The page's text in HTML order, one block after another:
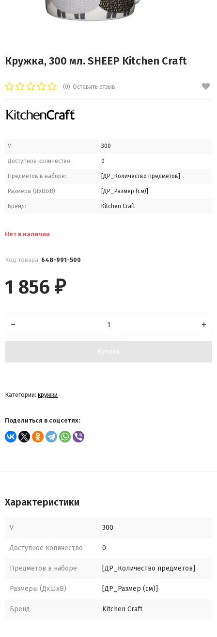
Кружка, 300 мл. SHEEP Kitchen Craft
(0) Оставить отзыв
V: 300
Доступное количество: 0
Предметов в наборе: [ДР_Количество предметов]
Размеры (ДхШхВ): [ДР_Размер (см)]
Бренд: Kitchen Craft
Нет в наличии
Код товара: 648-991-500
1 856 ₽
Купить
Категории: кружки
Поделиться в соцсетях:
Характеристики
V 300
Доступное количество 0
Предметов в наборе [ДР_Количество предметов]
Размеры (ДхШхВ) [ДР_Размер (см)]
Бренд Kitchen Craft